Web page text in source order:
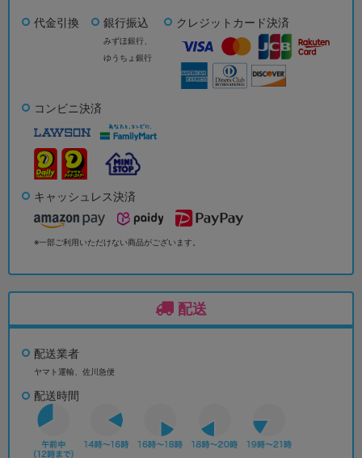
代金引換 銀行振込
みずほ銀行、
ゆうちょ銀行
クレジットカード決済
コンビニ決済
キャッシュレス決済
※一部ご利用いただけない商品がございます。
配送
配送業者
ヤマト運輸、佐川急便
配送時間